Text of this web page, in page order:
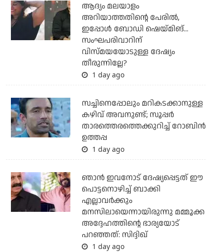
ആദ്യം മലയാളം
അറിയാത്തതിന്റെ പേരില്‍,
ഇപ്പോള്‍ ബോഡി ഷെയ്മിങ്...
സംഘപരിവാറിന്
വിസ്മയയോടുള്ള ദേഷ്യം
തീരുന്നില്ലേ?
1 day ago
സച്ചിനെപ്പോലും മറികടക്കാനുള്ള
കഴിവ് അവനുണ്ട്; സൂപ്പര്‍
താരത്തെരത്തെക്കുറിച്ച് റോബിന്‍
ഉത്തപ്പ
1 day ago
ഞാന്‍ ഇവനോട് ദേഷ്യപ്പെട്ടത് ഈ
പൊട്ടനൊഴിച്ച് ബാക്കി
എല്ലാവര്‍ക്കും
മനസിലായെന്നായിരുന്നു മമ്മൂക്ക
അദ്ദേഹത്തിന്റെ ഭാര്യയോട്
പറഞ്ഞത്: സിദ്ദിഖ്
1 day ago